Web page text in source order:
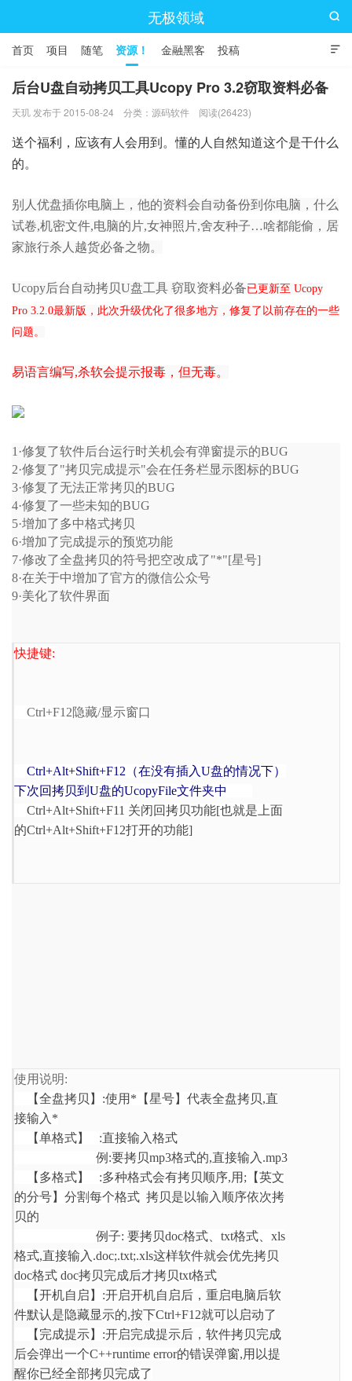
无极领域

首页 项目 随笔 资源！ 金融黑客 投稿

后台U盘自动拷贝工具Ucopy Pro 3.2窃取资料必备
天玑 发布于 2015-08-24 分类： 源码软件 阅读(26423)
送个福利，应该有人会用到。懂的人自然知道这个是干什么
的。
别人优盘插你电脑上，他的资料会自动备份到你电脑，什么
试卷,机密文件,电脑的片,女神照片,舍友种子…啥都能偷，居
家旅行杀人越货必备之物。
Ucopy后台自动拷贝U盘工具 窃取资料必备已更新至 Ucopy
Pro 3.2.0最新版，此次升级优化了很多地方，修复了以前存在的一些
问题。
易语言编写,杀软会提示报毒，但无毒。
1·修复了软件后台运行时关机会有弹窗提示的BUG
2·修复了"拷贝完成提示"会在任务栏显示图标的BUG
3·修复了无法正常拷贝的BUG
4·修复了一些未知的BUG
5·增加了多中格式拷贝
6·增加了完成提示的预览功能
7·修改了全盘拷贝的符号把空改成了"*"[星号]
8·在关于中增加了官方的微信公众号
9·美化了软件界面
快捷键:
Ctrl+F12隐藏/显示窗口
Ctrl+Alt+Shift+F12（在没有插入U盘的情况下）
下次回拷贝到U盘的UcopyFile文件夹中
Ctrl+Alt+Shift+F11 关闭回拷贝功能[也就是上面
的Ctrl+Alt+Shift+F12打开的功能]
使用说明:
【全盘拷贝】:使用*【星号】代表全盘拷贝,直
接输入*
【单格式】 :直接输入格式
例:要拷贝mp3格式的,直接输入.mp3
【多格式】 :多种格式会有拷贝顺序,用;【英文
的分号】分割每个格式 拷贝是以输入顺序依次拷
贝的
例子: 要拷贝doc格式、txt格式、xls
格式,直接输入.doc;.txt;.xls这样软件就会优先拷贝
doc格式 doc拷贝完成后才拷贝txt格式
【开机自启】:开启开机自启后，重启电脑后软
件默认是隐藏显示的,按下Ctrl+F12就可以启动了
【完成提示】:开启完成提示后，软件拷贝完成
后会弹出一个C++runtime error的错误弹窗,用以提
醒你已经全部拷贝完成了